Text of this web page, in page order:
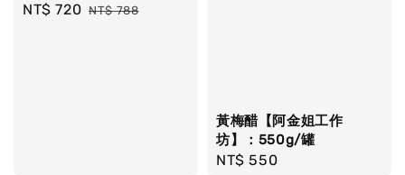
Sale
NT$ 720 Regular
NT$ 788
黃梅醋【阿金姐工作
坊】：550g/罐
Regular
NT$ 550